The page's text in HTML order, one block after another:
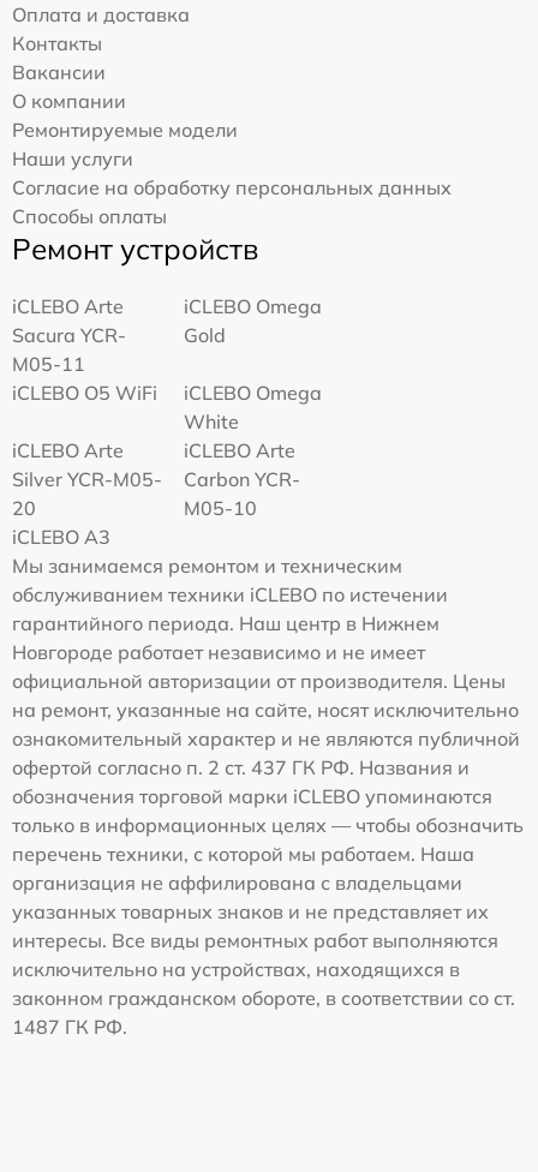
Оплата и доставка
Контакты
Вакансии
О компании
Ремонтируемые модели
Наши услуги
Согласие на обработку персональных данных
Способы оплаты
Ремонт устройств
iCLEBO Arte
Sacura YCR-
M05-11
iCLEBO Omega
Gold
iCLEBO O5 WiFi
iCLEBO Omega
White
iCLEBO Arte
Silver YCR-M05-
20
iCLEBO Arte
Carbon YCR-
M05-10
iCLEBO A3
Мы занимаемся ремонтом и техническим
обслуживанием техники iCLEBO по истечении
гарантийного периода. Наш центр в Нижнем
Новгороде работает независимо и не имеет
официальной авторизации от производителя. Цены
на ремонт, указанные на сайте, носят исключительно
ознакомительный характер и не являются публичной
офертой согласно п. 2 ст. 437 ГК РФ. Названия и
обозначения торговой марки iCLEBO упоминаются
только в информационных целях — чтобы обозначить
перечень техники, с которой мы работаем. Наша
организация не аффилирована с владельцами
указанных товарных знаков и не представляет их
интересы. Все виды ремонтных работ выполняются
исключительно на устройствах, находящихся в
законном гражданском обороте, в соответствии со ст.
1487 ГК РФ.